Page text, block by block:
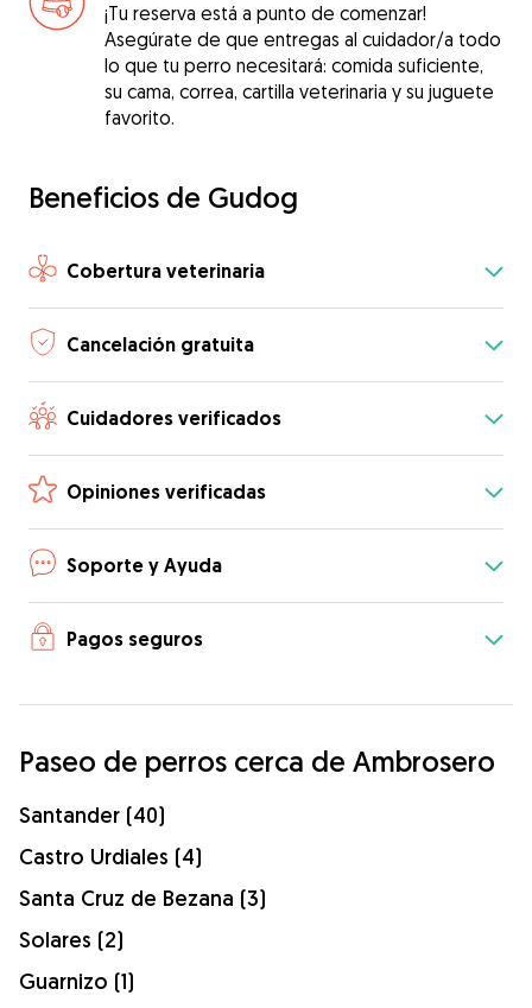
¡Tu reserva está a punto de comenzar!
Asegúrate de que entregas al cuidador/a todo
lo que tu perro necesitará: comida suficiente,
su cama, correa, cartilla veterinaria y su juguete
favorito.
Beneficios de Gudog
Cobertura veterinaria
Cancelación gratuita
Cuidadores verificados
Opiniones verificadas
Soporte y Ayuda
Pagos seguros
Paseo de perros cerca de Ambrosero
Santander (40)
Castro Urdiales (4)
Santa Cruz de Bezana (3)
Solares (2)
Guarnizo (1)